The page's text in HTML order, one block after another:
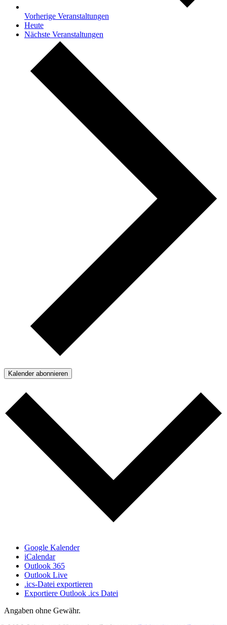
Vorherige Veranstaltungen
Heute
Nächste Veranstaltungen
Kalender abonnieren
Google Kalender
iCalendar
Outlook 365
Outlook Live
.ics-Datei exportieren
Exportiere Outlook .ics Datei
Angaben ohne Gewähr.